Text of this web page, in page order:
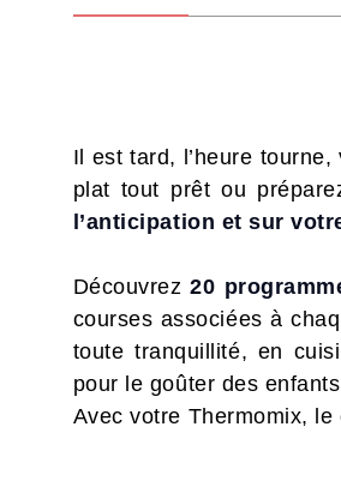
Il est tard, l’heure
plat tout prêt ou
l’anticipation et sur
Découvrez20
courses associées à
toute tranquillité, en
pour le goûter des
Avec votre Thermomix,